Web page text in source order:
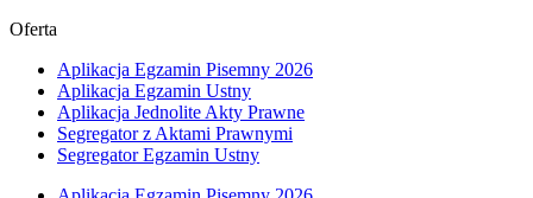
Oferta
Aplikacja Egzamin Pisemny 2026
Aplikacja Egzamin Ustny
Aplikacja Jednolite Akty Prawne
Segregator z Aktami Prawnymi
Segregator Egzamin Ustny